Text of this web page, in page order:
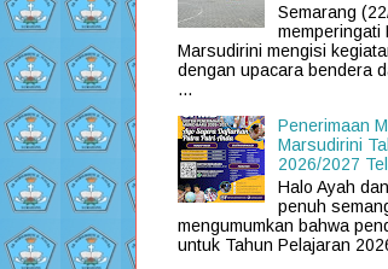
Semarang
memperingati
Marsudirini mengisi
dengan upacara bendera
...
Penerimaan
Marsudirini
2026/2027
Halo Ayah
penuh
mengumumkan bahwa
untuk Tahun Pelajaran